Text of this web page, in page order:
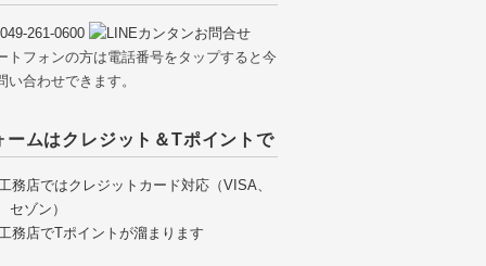
トフォンの方は電話番号をタップすると今
い合わせできます。
ームはクレジット＆Tポイントで